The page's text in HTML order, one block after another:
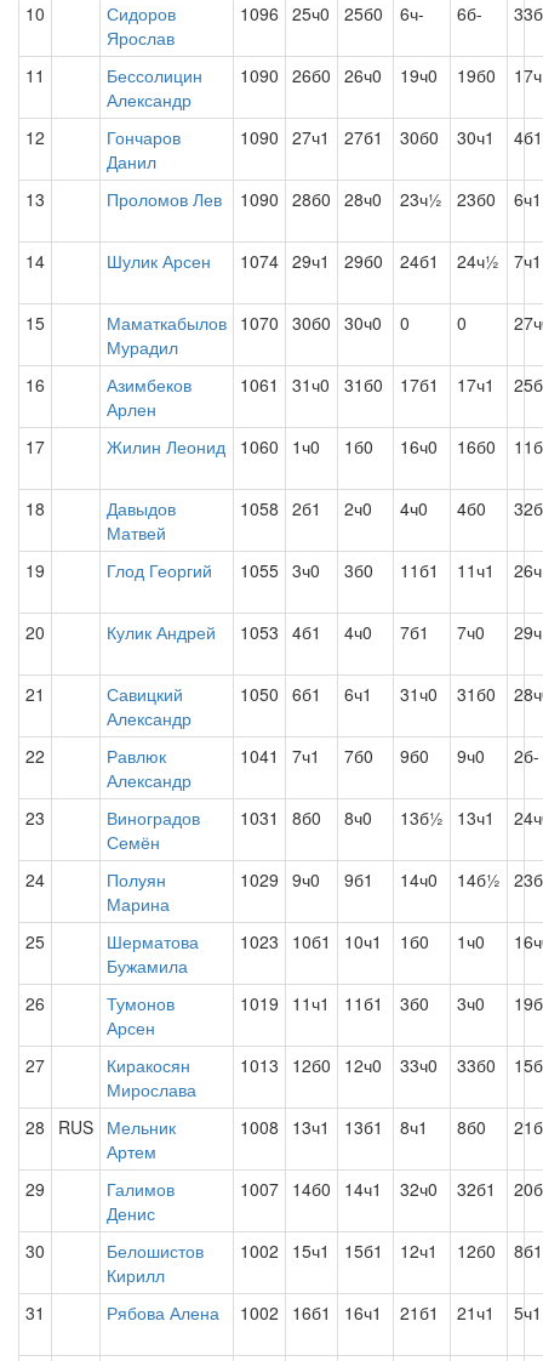
10
Сидоров
Ярослав
1096 25ч0 25б0 6ч- 6б-
11
Бессолицин
Александр
1090 26б0 26ч0 19ч0 19б0
12
Гончаров
Данил
1090 27ч1 27б1 30б0 30ч1 4б1
13 Проломов Лев 1090 28б0 28ч0 23ч½ 23б0 6ч1
14 Шулик Арсен 1074 29ч1 29б0 24б1 24ч½ 7ч1
15
Маматкабылов
Мурадил
1070 30б0 30ч0 0 0
16
Азимбеков
Арлен
1061 31ч0 31б0 17б1 17ч1
17 Жилин Леонид 1060 1ч0 1б0 16ч0 16б0
18
Давыдов
Матвей
1058 2б1 2ч0 4ч0 4б0
19 Глод Георгий 1055 3ч0 3б0 11б1 11ч1
20 Кулик Андрей 1053 4б1 4ч0 7б1 7ч0
21
Савицкий
Александр
1050 6б1 6ч1 31ч0 31б0
22
Равлюк
Александр
1041 7ч1 7б0 9б0 9ч0 2б-
23
Виноградов
Семён
1031 8б0 8ч0 13б½ 13ч1
24
Полуян
Марина
1029 9ч0 9б1 14ч0 14б½
25
Шерматова
Бужамила
1023 10б1 10ч1 1б0 1ч0
26
Тумонов
Арсен
1019 11ч1 11б1 3б0 3ч0
27
Киракосян
Мирослава
1013 12б0 12ч0 33ч0 33б0
28 RUS Мельник
Артем
1008 13ч1 13б1 8ч1 8б0
29
Галимов
Денис
1007 14б0 14ч1 32ч0 32б1
30
Белошистов
Кирилл
1002 15ч1 15б1 12ч1 12б0 8б1
31 Рябова Алена 1002 16б1 16ч1 21б1 21ч1 5ч1